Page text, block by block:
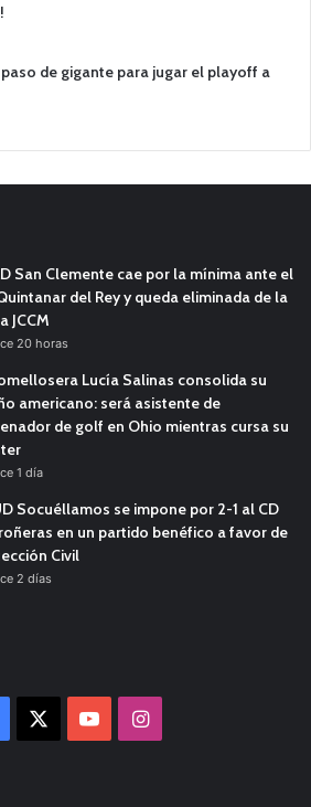
de gigante para jugar el playoff a
San Clemente cae por la mínima ante el
del Rey y queda eliminada de la
JCCM
20 horas
Lucía Salinas consolida su
americano: será asistente de
de golf en Ohio mientras cursa su
1 día
Socuéllamos se impone por 2-1 al CD
en un partido benéfico a favor de
Civil
2 días
Facebook YouTubeInstagram